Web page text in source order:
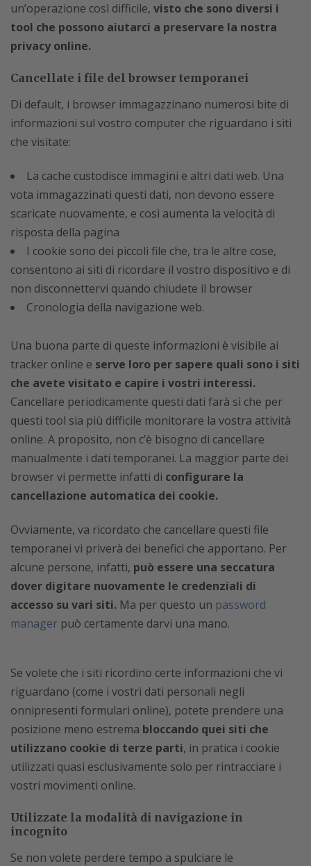
un’operazione così difficile, visto che sono diversi i
tool che possono aiutarci a preservare la nostra
privacy online.
Cancellate i file del browser temporanei
Di default, i browser immagazzinano numerosi bite di
informazioni sul vostro computer che riguardano i siti
che visitate:
La cache custodisce immagini e altri dati web. Una
vota immagazzinati questi dati, non devono essere
scaricate nuovamente, e così aumenta la velocità di
risposta della pagina
I cookie sono dei piccoli file che, tra le altre cose,
consentono ai siti di ricordare il vostro dispositivo e di
non disconnettervi quando chiudete il browser
Cronologia della navigazione web.
Una buona parte di queste informazioni è visibile ai
tracker online e serve loro per sapere quali sono i siti
che avete visitato e capire i vostri interessi.
Cancellare periodicamente questi dati farà sì che per
questi tool sia più difficile monitorare la vostra attività
online. A proposito, non c’è bisogno di cancellare
manualmente i dati temporanei. La maggior parte dei
browser vi permette infatti di configurare la
cancellazione automatica dei cookie.
Ovviamente, va ricordato che cancellare questi file
temporanei vi priverà dei benefici che apportano. Per
alcune persone, infatti, può essere una seccatura
dover digitare nuovamente le credenziali di
accesso su vari siti. Ma per questo un password
manager può certamente darvi una mano.
Se volete che i siti ricordino certe informazioni che vi
riguardano (come i vostri dati personali negli
onnipresenti formulari online), potete prendere una
posizione meno estrema bloccando quei siti che
utilizzano cookie di terze parti, in pratica i cookie
utilizzati quasi esclusivamente solo per rintracciare i
vostri movimenti online.
Utilizzate la modalità di navigazione in
incognito
Se non volete perdere tempo a spulciare le